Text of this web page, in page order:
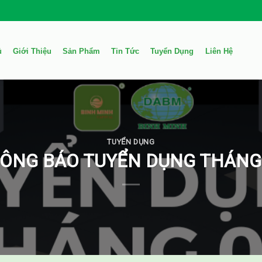
Giới Thiệu Sản Phẩm Tin Tức Tuyển Dụng Liên Hệ
TUYỂN DỤNG
BÁO TUYỂN DỤNG